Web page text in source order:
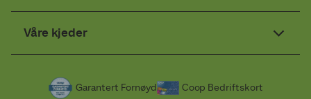
Våre kjeder
Garantert Fornøyd Coop Bedriftskort